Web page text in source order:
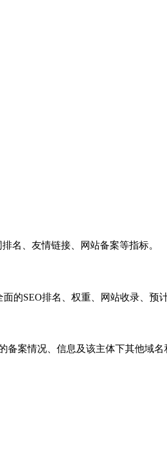
名、友情链接、网站备案等指标。
的SEO排名、权重、网站收录、预
案情况、信息及该主体下其他域名